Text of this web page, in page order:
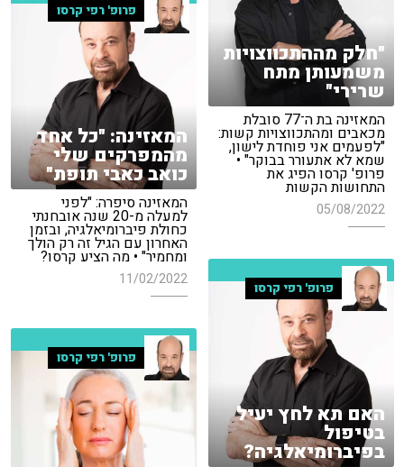
"חלק מההתכווצויות
משמעותן מתח
שרירי"
המאזינה בת ה־77 סובלת
מכאבים ומהתכווצויות קשות:
"לפעמים אני פוחדת לישון,
שמא לא אתעורר בבוקר" •
פרופ' קרסו הפיג את
התחושות הקשות
05/08/2022
פרופ' רפי קרסו
המאזינה: "כל אחד
מהמפרקים שלי
כואב כאבי תופת"
המאזינה סיפרה: "לפני
למעלה מ-20 שנה אובחנתי
כחולת פיברומיאלגיה, ובזמן
האחרון עם הגיל זה רק הולך
ומחמיר" • מה הציע קרסו?
11/02/2022
פרופ' רפי קרסו
האם תא לחץ יעיל
בטיפול
בפיברומיאלגיה?
פרופ' רפי קרסו